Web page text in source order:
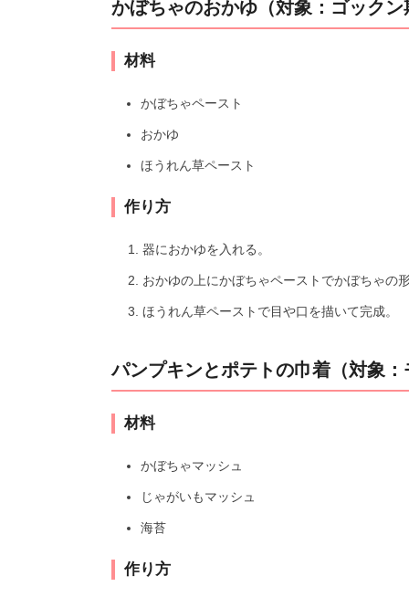
かぼちゃのおかゆ（対象：ゴック
材料
かぼちゃペースト
おかゆ
ほうれん草ペースト
作り方
器におかゆを入れる。
おかゆの上にかぼちゃペーストでかぼちゃの
ほうれん草ペーストで目や口を描いて完成。
パンプキンとポテトの巾着（対象
材料
かぼちゃマッシュ
じゃがいもマッシュ
海苔
作り方